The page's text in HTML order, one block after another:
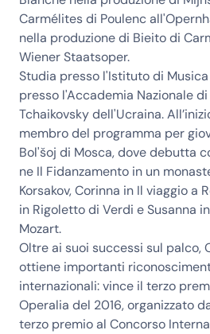
Carmélites di Poulenc
nella produzione di Bieito di
Wiener Staatsoper.
Studia presso l'Istituto di Musica
presso l'Accademia Nazionale
Tchaikovsky dell'Ucraina.
membro del programma per
Bol'šoj di Mosca, dove debutta
ne Il Fidanzamento in un
Korsakov, Corinna in Il viaggio a
in Rigoletto di Verdi e Susanna
Mozart.
Oltre ai suoi successi sul palco,
ottiene importanti
internazionali: vince il terzo
Operalia del 2016, organizzato
terzo premio al Concorso